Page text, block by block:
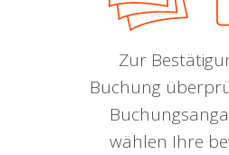
Zur
Buchung
wählen Ihre